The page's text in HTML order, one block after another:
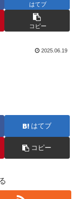
はてブ
コピー
2025.06.19
はてブ
コピー